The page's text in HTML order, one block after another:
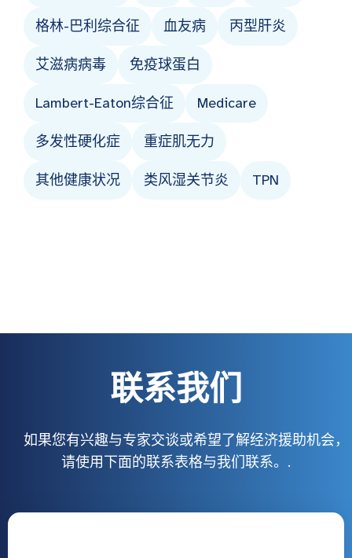
格林-巴利综合征 血友病 丙型肝炎
艾滋病病毒 免疫球蛋白
Lambert-Eaton综合征 Medicare
多发性硬化症 重症肌无力
其他健康状况 类风湿关节炎 TPN
联系我们
如果您有兴趣与专家交谈或希望了解经济援助机会，
请使用下面的联系表格与我们联系。.